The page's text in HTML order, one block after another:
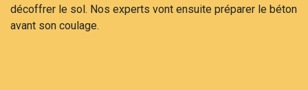
décoffrer le sol. Nos experts vont ensuite préparer le béton
avant son coulage.